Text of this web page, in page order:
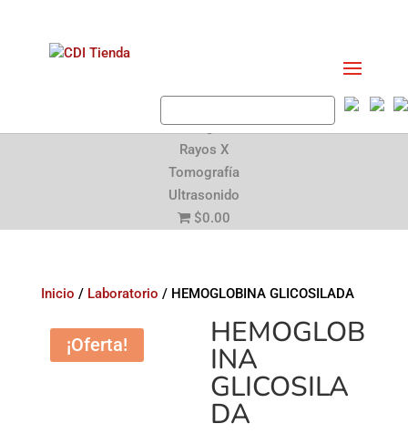
Mastografía
Rayos X
Tomografía
Ultrasonido
$0.00
Inicio / Laboratorio / HEMOGLOBINA GLICOSILADA
¡Oferta! HEMOGLOB
INA
GLICOSILA
DA